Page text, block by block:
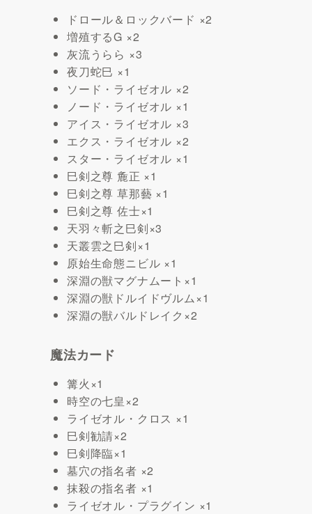
ドロール＆ロックバード ×2
増殖するG ×2
灰流うらら ×3
夜刀蛇巳 ×1
ソード・ライゼオル ×2
ノード・ライゼオル ×1
アイス・ライゼオル ×3
エクス・ライゼオル ×2
スター・ライゼオル ×1
巳剣之尊 麁正 ×1
巳剣之尊 草那藝 ×1
巳剣之尊 佐士×1
天羽々斬之巳剣×3
天叢雲之巳剣×1
原始生命態ニビル ×1
深淵の獣マグナムート×1
深淵の獣ドルイドヴルム×1
深淵の獣バルドレイク×2
魔法カード
篝火×1
時空の七皇×2
ライゼオル・クロス ×1
巳剣勧請×2
巳剣降臨×1
墓穴の指名者 ×2
抹殺の指名者 ×1
ライゼオル・プラグイン ×1